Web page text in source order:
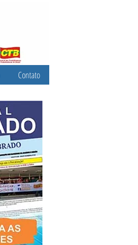
Contato